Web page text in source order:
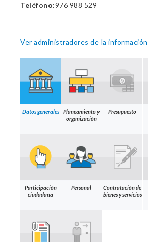
Teléfono:976 988 529
Ver administradores de la información
Datos generales
Planeamiento y
organización
Presupuesto
Participación
ciudadana
Personal
Contratación de
bienes y servicios